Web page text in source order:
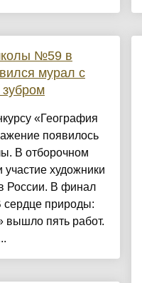
№59 в
мурал с
«География
появилось
В отборочном
участие художники
России. В финал
природы:
вышло пять работ.